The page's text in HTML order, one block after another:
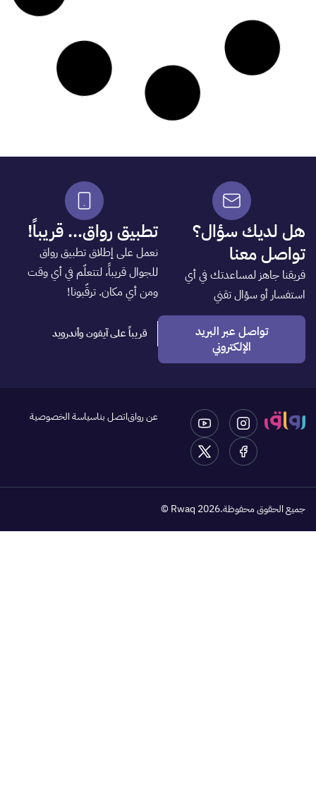
سؤال؟
معنا
جاهز لمساعدتك في أي
أو سؤال تقني
تواصل عبر البريد
الإلكتروني
تطبيق رواق... قريباً!
نعمل على إطلاق تطبيق رواق
للجوال قريباً، لتتعلّم في أي وقت
ومن أي مكان. ترقّبونا!
قريباً على آيفون وأندرويد
عن رواق اتصل بناسياسة الخصوصية
محفوظة.Rwaq 2026 ©